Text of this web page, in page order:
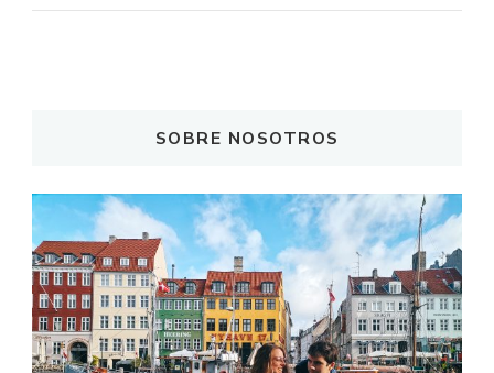
SOBRE NOSOTROS